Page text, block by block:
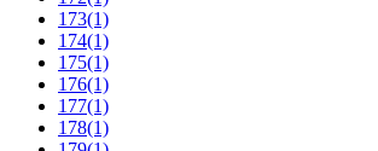
173(1)
174(1)
175(1)
176(1)
177(1)
178(1)